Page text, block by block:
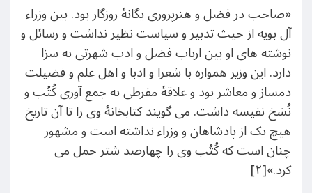
«صاحب در فضل و هنرپروری یگانۀ روزگار بود. بین وزراء
آل بویه از حیث تدبیر و سیاست نظیر نداشت و رسائل و
نوشته های او بین ارباب فضل و ادب شهرتی به سزا
دارد. این وزیر همواره با شعرا و ادبا و اهل علم و فضیلت
دمساز و معاشر بود و علاقۀ مفرطی به جمع آوری کُتُب و
نُسَخ نفیسه داشت. می گویند کتابخانۀ وی را تا آن تاریخ
هیچ یک از پادشاهان و وزراء نداشته است و مشهور
چنان است که کُتُب وی را چهارصد شتر حمل می
کرد.»[۲]